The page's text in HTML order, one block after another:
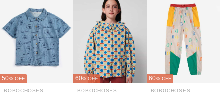
50% OFF
BOBOCHOSES
60% OFF
BOBOCHOSES
60% OFF
BOBOCHOSES